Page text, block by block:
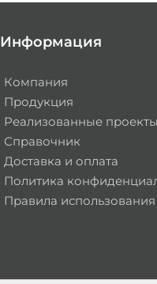
Информация
Компания
Продукция
Реализованные проекты
Справочник
Доставка и оплата
Политика
Правила использования